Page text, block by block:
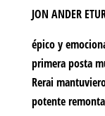
JON ANDER
épico y
primera posta
Rerai
potente